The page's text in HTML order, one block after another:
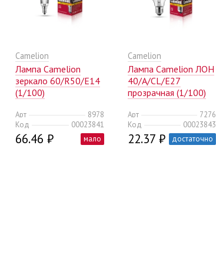
Camelion
Лампа Camelion
зеркало 60/R50/E14
(1/100)
Арт
8978
Код
00023841
66.46 ₽ мало
Camelion
Лампа Camelion ЛОН
40/А/CL/E27
прозрачная (1/100)
Арт
7276
Код
00023843
22.37 ₽ достаточно